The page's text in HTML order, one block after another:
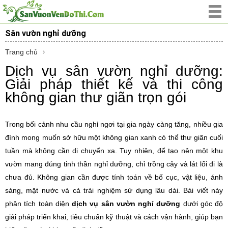
Sân vườn nghỉ dưỡng
Trang chủ
Dịch vụ sân vườn nghỉ dưỡng:
Giải pháp thiết kế và thi công
không gian thư giãn trọn gói
Trong bối cảnh nhu cầu nghỉ ngơi tại gia ngày càng tăng, nhiều gia
đình mong muốn sở hữu một không gian xanh có thể thư giãn cuối
tuần mà không cần di chuyển xa. Tuy nhiên, để tạo nên một khu
vườn mang đúng tinh thần nghỉ dưỡng, chỉ trồng cây và lát lối đi là
chưa đủ. Không gian cần được tính toán về bố cục, vật liệu, ánh
sáng, mặt nước và cả trải nghiệm sử dụng lâu dài. Bài viết này
phân tích toàn diện dịch vụ sân vườn nghỉ dưỡng dưới góc độ
giải pháp triển khai, tiêu chuẩn kỹ thuật và cách vận hành, giúp bạn